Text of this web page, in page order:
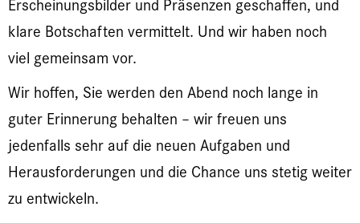
Erscheinungsbilder und Präsenzen geschaffen, und
klare Botschaften vermittelt. Und wir haben noch
viel gemeinsam vor.
Wir hoffen, Sie werden den Abend noch lange in
guter Erinnerung behalten – wir freuen uns
jedenfalls sehr auf die neuen Aufgaben und
Herausforderungen und die Chance uns stetig weiter
zu entwickeln.